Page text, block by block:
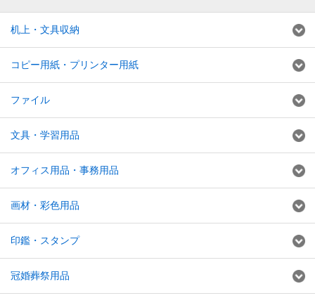
机上・文具収納
コピー用紙・プリンター用紙
ファイル
文具・学習用品
オフィス用品・事務用品
画材・彩色用品
印鑑・スタンプ
冠婚葬祭用品